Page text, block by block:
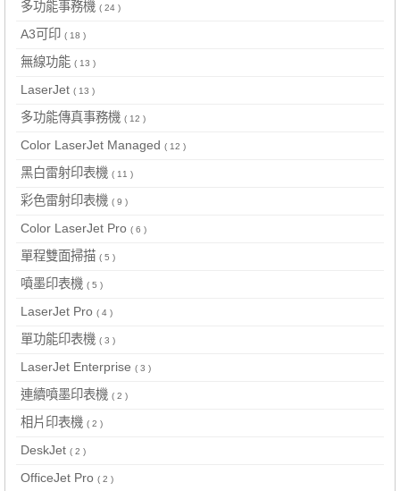
多功能事務機 ( 24 )
A3可印 ( 18 )
無線功能 ( 13 )
LaserJet ( 13 )
多功能傳真事務機 ( 12 )
Color LaserJet Managed ( 12 )
黑白雷射印表機 ( 11 )
彩色雷射印表機 ( 9 )
Color LaserJet Pro ( 6 )
單程雙面掃描 ( 5 )
噴墨印表機 ( 5 )
LaserJet Pro ( 4 )
單功能印表機 ( 3 )
LaserJet Enterprise ( 3 )
連續噴墨印表機 ( 2 )
相片印表機 ( 2 )
DeskJet ( 2 )
OfficeJet Pro ( 2 )